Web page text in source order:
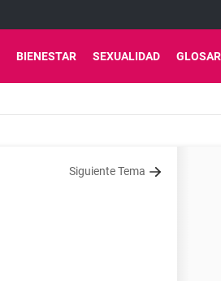
BIENESTAR SEXUALIDAD
Siguiente Tema